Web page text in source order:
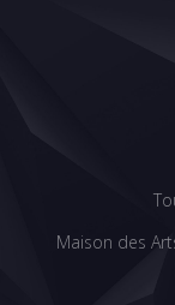
Maison des